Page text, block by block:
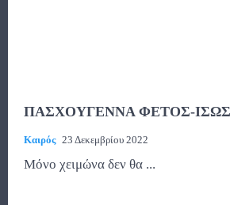
ΠΑΣΧΟΥΓΕΝΝΑ ΦΕΤΟΣ-ΙΣΩΣ
Καιρός 23 Δεκεμβρίου 2022
Μόνο χειμώνα δεν θα ...